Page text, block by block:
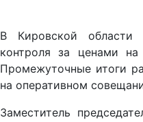
В Кировской области
контроля за ценами на
Промежуточные итоги
на оперативном
Заместитель